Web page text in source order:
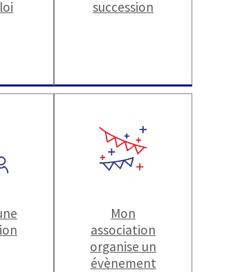
succession
Mon
association
organise un
évènement